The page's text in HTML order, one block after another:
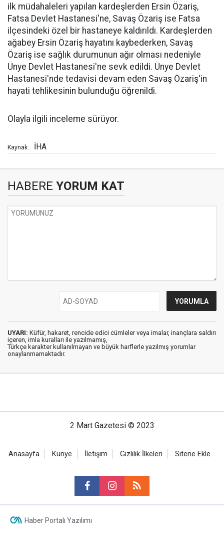
ilk müdahaleleri yapılan kardeşlerden Ersin Özariş,
Fatsa Devlet Hastanesi'ne, Savaş Özariş ise Fatsa
ilçesindeki özel bir hastaneye kaldırıldı. Kardeşlerden
ağabey Ersin Özariş hayatını kaybederken, Savaş
Özariş ise sağlık durumunun ağır olması nedeniyle
Ünye Devlet Hastanesi'ne sevk edildi. Ünye Devlet
Hastanesi'nde tedavisi devam eden Savaş Özariş'in
hayati tehlikesinin bulunduğu öğrenildi.
Olayla ilgili inceleme sürüyor.
Kaynak: İHA
HABERE YORUM KAT
UYARI: Küfür, hakaret, rencide edici cümleler veya imalar, inançlara saldırı
içeren, imla kuralları ile yazılmamış,
Türkçe karakter kullanılmayan ve büyük harflerle yazılmış yorumlar
onaylanmamaktadır.
2 Mart Gazetesi © 2023
Anasayfa Künye İletişim Gizlilik İlkeleri Sitene Ekle
Haber Portalı Yazılımı